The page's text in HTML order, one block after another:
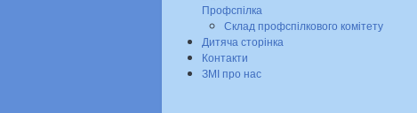
Профспілка
Склад профспілкового комітету
Дитяча сторінка
Контакти
ЗМІ про нас